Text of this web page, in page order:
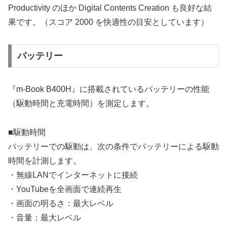
Productivity のほか Digital Contents Creation も良好な結
果です。（スコア 2000 を快適性の目安としています）
バッテリー
『m-Book B400H』に搭載されているバッテリーの性能
（駆動時間と充電時間）を測定します。
■駆動時間
バッテリーでの駆動は、次の条件でバッテリーによる駆動
時間を計測します。
・無線LANでインターネットに接続
・YouTubeを全画面で連続再生
・画面の明るさ：最大レベル
・音量：最大レベル